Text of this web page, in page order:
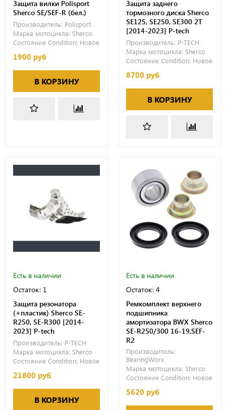
Защита вилки Polisport
Sherco SE/SEF-R (бел.)
Производитель: Polisport
Марка мотоцикла: Sherco
Состояние Condition: Новое
1900 руб
В КОРЗИНУ
Защита заднего
тормозного диска Sherco
SE125, SE250, SE300 2T
[2014-2023] P-tech
Производитель: P-TECH
Марка мотоцикла: Sherco
Состояние Condition: Новое
8700 руб
В КОРЗИНУ
Есть в наличии
Остаток: 1
Защита резонатора
(+пластик) Sherco SE-
R250, SE-R300 [2014-
2023] P-tech
Производитель: P-TECH
Марка мотоцикла: Sherco
Состояние Condition: Новое
21800 руб
В КОРЗИНУ
Есть в наличии
Остаток: 4
Ремкомплект верхнего
подшипника
амортизатора BWX Sherco
SE-R250/300 16-19,SEF-
R2
Производитель:
BearingWorx
Марка мотоцикла: Sherco
Состояние Condition: Новое
5620 руб